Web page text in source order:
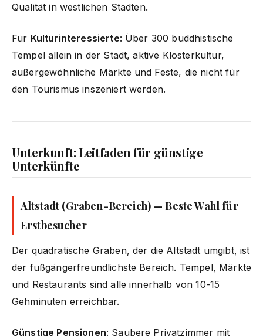
Qualität in westlichen Städten.
Für Kulturinteressierte: Über 300 buddhistische
Tempel allein in der Stadt, aktive Klosterkultur,
außergewöhnliche Märkte und Feste, die nicht für
den Tourismus inszeniert werden.
Unterkunft: Leitfaden für günstige
Unterkünfte
Altstadt (Graben-Bereich) — Beste Wahl für
Erstbesucher
Der quadratische Graben, der die Altstadt umgibt, ist
der fußgängerfreundlichste Bereich. Tempel, Märkte
und Restaurants sind alle innerhalb von 10-15
Gehminuten erreichbar.
Günstige Pensionen: Saubere Privatzimmer mit